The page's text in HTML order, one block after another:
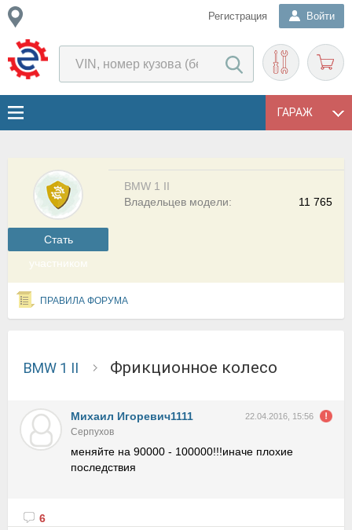
Регистрация Войти
ГАРАЖ
Cтать
участником
BMW 1 II
11 765
Владельцев модели:
ПРАВИЛА ФОРУМА
BMW 1 II Фрикционное колесо
Михаил Игоревич1111 22.04.2016, 15:56
Серпухов
меняйте на 90000 - 100000!!!иначе плохие
последствия
6